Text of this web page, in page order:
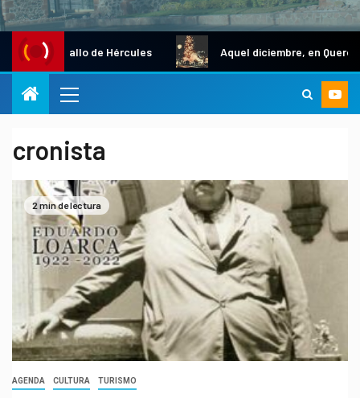
Gallo de Hércules Aquel diciembre, en Querétaro
cronista
2 min de lectura
AGENDA CULTURA TURISMO